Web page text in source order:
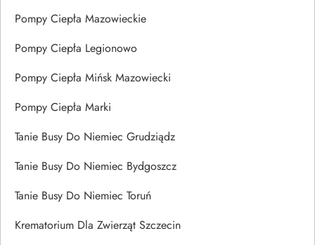
Pompy Ciepła Mazowieckie
Pompy Ciepła Legionowo
Pompy Ciepła Mińsk Mazowiecki
Pompy Ciepła Marki
Tanie Busy Do Niemiec Grudziądz
Tanie Busy Do Niemiec Bydgoszcz
Tanie Busy Do Niemiec Toruń
Krematorium Dla Zwierząt Szczecin